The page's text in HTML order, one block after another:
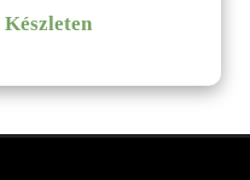
Készleten